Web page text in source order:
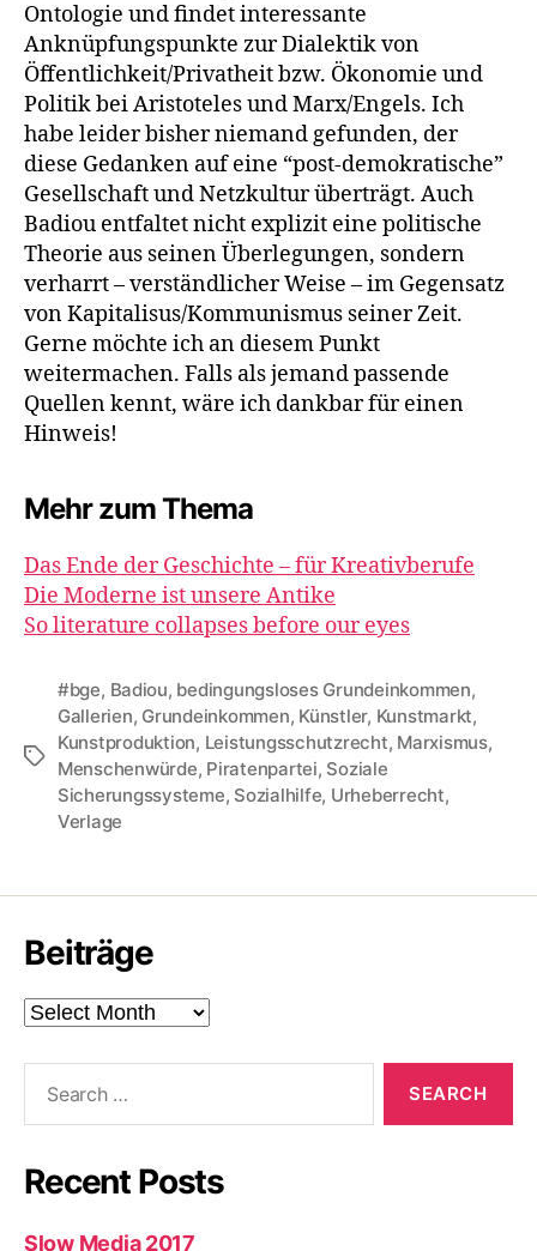
Ontologie und findet interessante
Anknüpfungspunkte zur Dialektik von
Öffentlichkeit/Privatheit bzw. Ökonomie und
Politik bei Aristoteles und Marx/Engels. Ich
habe leider bisher niemand gefunden, der
diese Gedanken auf eine “post-demokratische”
Gesellschaft und Netzkultur überträgt. Auch
Badiou entfaltet nicht explizit eine politische
Theorie aus seinen Überlegungen, sondern
verharrt – verständlicher Weise – im Gegensatz
von Kapitalisus/Kommunismus seiner Zeit.
Gerne möchte ich an diesem Punkt
weitermachen. Falls als jemand passende
Quellen kennt, wäre ich dankbar für einen
Hinweis!
Mehr zum Thema
Das Ende der Geschichte – für Kreativberufe
Die Moderne ist unsere Antike
So literature collapses before our eyes
Tags
#bge, Badiou, bedingungsloses Grundeinkommen,
Gallerien, Grundeinkommen, Künstler, Kunstmarkt,
Kunstproduktion, Leistungsschutzrecht, Marxismus,
Menschenwürde, Piratenpartei, Soziale
Sicherungssysteme, Sozialhilfe, Urheberrecht,
Verlage
Beiträge
Beiträge
Recent Posts
Slow Media 2017